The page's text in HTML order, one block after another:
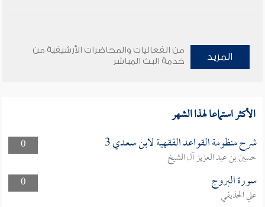
المزيد
من الفعاليات والمحاضرات الأرشيفية من
خدمة البث المباشر
الأكثر استماعا لهذا الشهر
0 شرح منظومة القواعد الفقهية لابن سعدي 3
حسين بن عبد العزيز آل الشيخ
0
سورة البروج
علي الحذيفي